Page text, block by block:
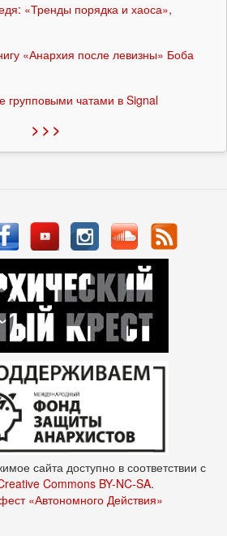
«Тренды порядка и хаоса»,
«Анархия после левизны» Боба
групповыми чатами в Signal
> > >
сайта доступно в соответствии с
Commons BY-NC-SA.
«Автономного Действия»